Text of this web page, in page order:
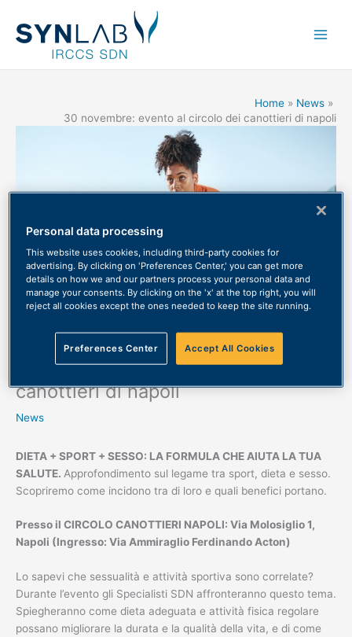
Home
News
30 novembre: evento al circolo dei canottieri di napoli
30 novembre: evento al circolo dei
canottieri di napoli
News
DIETA + SPORT + SESSO: LA FORMULA CHE AIUTA LA TUA
SALUTE. Approfondimento sul legame tra sport, dieta e sesso.
Scopriremo come incidono tra di loro e quali benefici portano.
Presso il CIRCOLO CANOTTIERI NAPOLI: Via Molosiglio 1,
Napoli (Ingresso: Via Ammiraglio Ferdinando Acton)
Lo sapevi che sessualità e attività sportiva sono correlate?
Durante l’evento gli Specialisti SDN affronteranno questo tema.
Spiegheranno come dieta adeguata e attività fisica regolare
possano migliorare la durata e la qualità della vita, e di come
Personal data processing
This website uses cookies, including third-party cookies for
advertising. By clicking on 'Preferences Center,' you can get more
details on how we and our partners process your personal data and
manage your consents. By clicking on the 'x' at the top right, you will
reject all cookies except the ones needed to keep the site running.
Preferences Center Accept All Cookies